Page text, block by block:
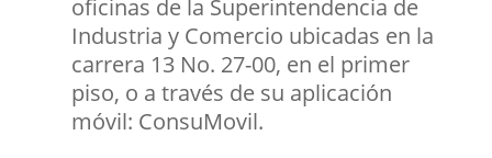
oficinas de la Superintendencia de
Industria y Comercio ubicadas en la
carrera 13 No. 27-00, en el primer
piso, o a través de su aplicación
móvil: ConsuMovil.